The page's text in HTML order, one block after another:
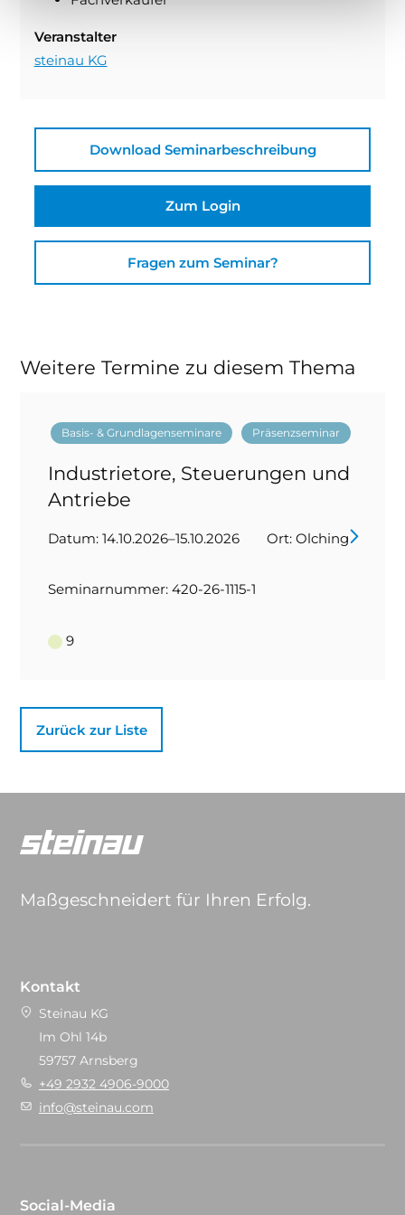
Veranstalter
steinau KG
Download Seminarbeschreibung
Zum Login
Fragen zum Seminar?
Weitere Termine zu diesem Thema
Basis- & Grundlagenseminare Präsenzseminar
Industrietore, Steuerungen und
Antriebe
Datum: 14.10.2026–15.10.2026 Ort: Olching
Seminarnummer: 420-26-1115-1
9
Zurück zur Liste
Maßgeschneidert für Ihren Erfolg.
Kontakt
Steinau KG
Im Ohl 14b
59757 Arnsberg
+49 2932 4906-9000
info@steinau.com
Social-Media